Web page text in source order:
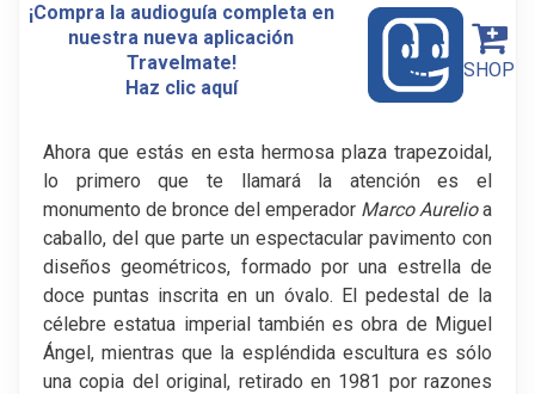
¡Compra la audioguía completa en
nuestra nueva aplicación
Travelmate!
Haz clic aquí
SHOP
Ahora que estás en esta hermosa plaza trapezoidal,
lo primero que te llamará la atención es el
monumento de bronce del emperador Marco Aurelioa
caballo, del que parte un espectacular pavimento con
diseños geométricos, formado por una estrella de
doce puntas inscrita en un óvalo. El pedestal de la
célebre estatua imperial también es obra de Miguel
Ángel, mientras que la espléndida escultura es sólo
una copia del original, retirado en 1981 por razones